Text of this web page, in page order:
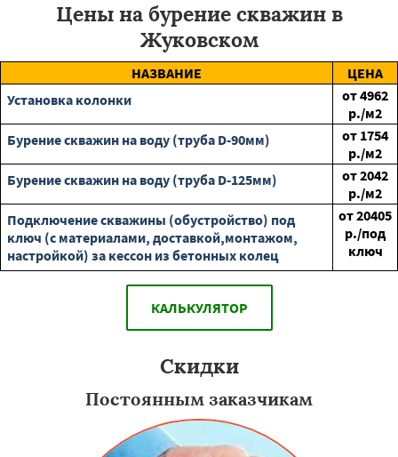
Цены на бурение скважин в
Жуковском
НАЗВАНИЕ
ЦЕНА
Установка колонки
от4962
р./м2
Бурение скважин на воду (труба D-90мм)
от 1754
р./м2
Бурение скважин на воду (труба D-125мм)
от2042
р./м2
Подключение скважины (обустройство) под
ключ (с материалами, доставкой,монтажом,
настройкой) за кессон из бетонных колец
от20405
р./под
ключ
КАЛЬКУЛЯТОР
Скидки
Постоянным заказчикам